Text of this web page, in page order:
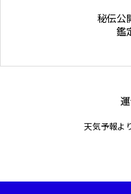
秘伝公
鑑
天気予報よ